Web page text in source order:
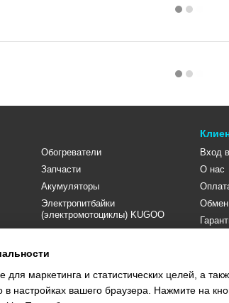
Обогреватели
Запчасти
Акумуляторы
Электропитбайки
(электромотоциклы) KUGOO
Вход
О нас
Обмен
для маркетинга и статистических целей, а
настройках вашего браузера. Нажмите на